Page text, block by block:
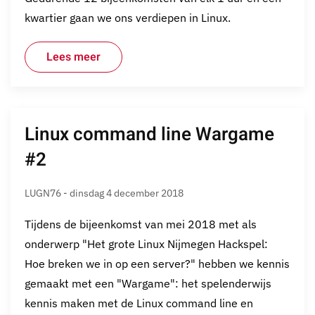
kwartier gaan we ons verdiepen in Linux.
Lees meer
Linux command line Wargame
#2
LUGN76 - dinsdag 4 december 2018
Tijdens de bijeenkomst van mei 2018 met als
onderwerp "Het grote Linux Nijmegen Hackspel:
Hoe breken we in op een server?" hebben we kennis
gemaakt met een "Wargame": het spelenderwijs
kennis maken met de Linux command line en